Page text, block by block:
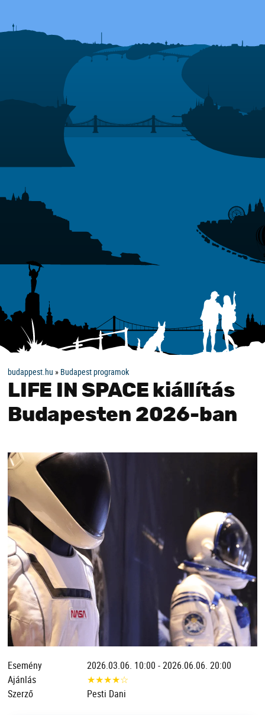
budappest.hu » Budapest programok
LIFE IN SPACE kiállítás
Budapesten 2026-ban
Esemény
2026.03.06. 10:00 - 2026.06.06. 20:00
Ajánlás
★★★★☆
Szerző
Pesti Dani